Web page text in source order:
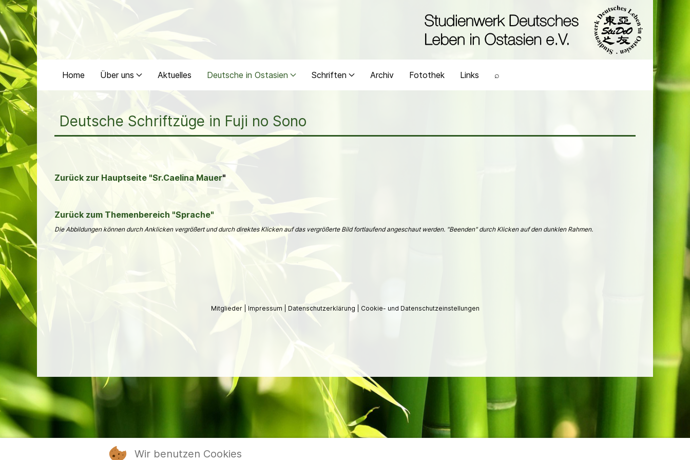
Home Über uns Aktuelles Deutsche in Ostasien Schriften Archiv Fotothek Links ⌕
Deutsche Schriftzüge in Fuji no Sono
Zurück zur Hauptseite "Sr.Caelina Mauer"
Zurück zum Themenbereich "Sprache"
Die Abbildungen können durch Anklicken vergrößert und durch direktes Klicken auf das vergrößerte Bild fortlaufend angeschaut werden. "Beenden" durch Klicken auf den dunklen Rahmen.
Mitglieder Impressum Datenschutzerklärung Cookie- und Datenschutzeinstellungen
Wir benutzen Cookies